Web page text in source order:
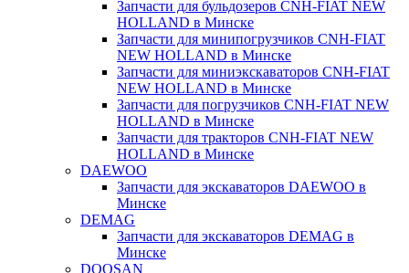
Запчасти для бульдозеров CNH-FIAT NEW
HOLLAND в Минске
Запчасти для минипогрузчиков CNH-FIAT
NEW HOLLAND в Минске
Запчасти для миниэкскаваторов CNH-FIAT
NEW HOLLAND в Минске
Запчасти для погрузчиков CNH-FIAT NEW
HOLLAND в Минске
Запчасти для тракторов CNH-FIAT NEW
HOLLAND в Минске
DAEWOO
Запчасти для экскаваторов DAEWOO в
Минске
DEMAG
Запчасти для экскаваторов DEMAG в
Минске
DOOSAN